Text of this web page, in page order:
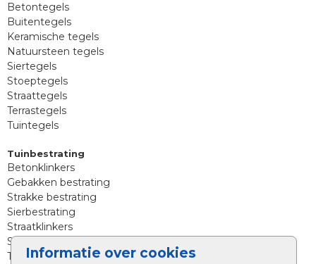
Informatie over cookies
Betontegels
Buitentegels
Keramische tegels
Natuursteen tegels
Siertegels
Stoeptegels
Straattegels
Terrastegels
Tuintegels
Tuinbestrating
Betonklinkers
Gebakken bestrating
Strakke bestrating
Sierbestrating
Straatklinkers
Straatstenen
Trommelstenen